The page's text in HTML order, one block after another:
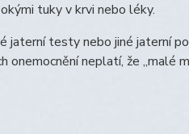
tuky v krvi nebo léky.
jaterní testy nebo jiné jaterní
neplatí, že „malé